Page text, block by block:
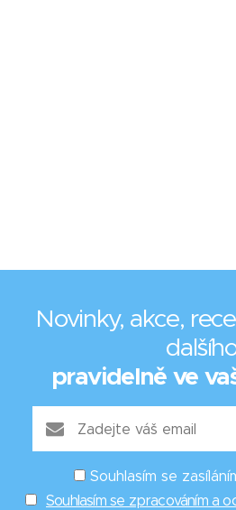
Novinky, akce,
pravidelně ve
Souhlasím se
Souhlasím se zpracováním a